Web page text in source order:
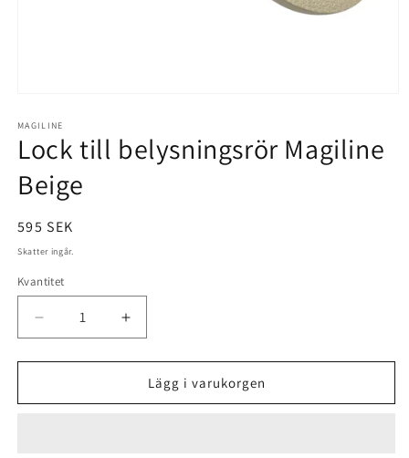
1
i
modalfönster
MAGILINE
Lock till belysningsrör Magiline
Beige
Ordinarie
pris
595 SEK
Skatter ingår.
Kvantitet
Minska
kvantitet
för
till
Öka
kvantitet
för
Lock
till
Lägg i varukorgen